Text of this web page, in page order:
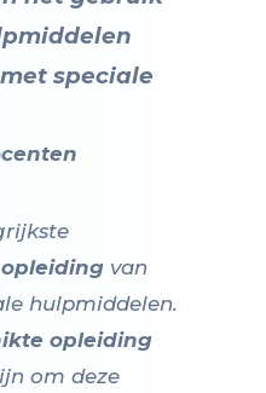
speciale
opleidingvan
hulpmiddelen.
opleiding
om deze